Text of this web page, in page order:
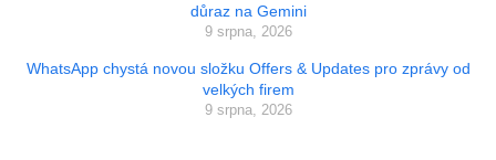
důraz na Gemini
9 srpna, 2026
WhatsApp chystá novou složku Offers & Updates pro zprávy od
velkých firem
9 srpna, 2026